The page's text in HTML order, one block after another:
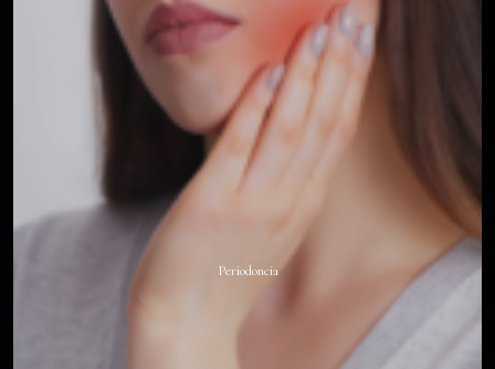
Periodoncia